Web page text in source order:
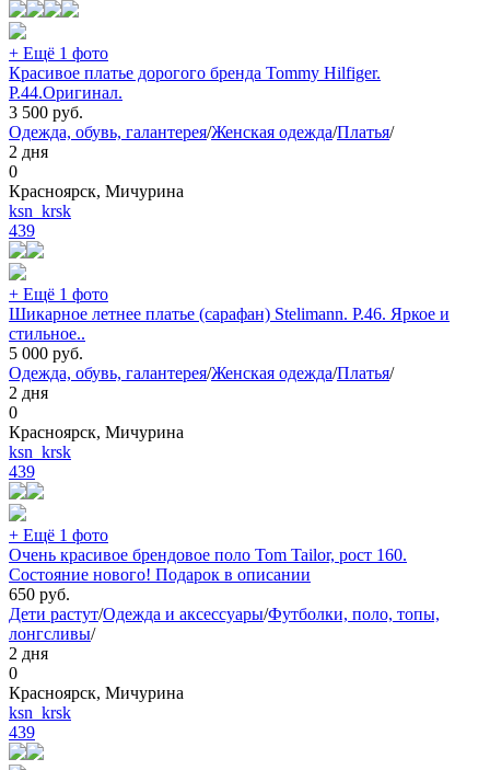
+ Ещё 1 фото
Красивое платье дорогого бренда Tommy Hilfiger.
Р.44.Оригинал.
3 500 руб.
Одежда, обувь, галантерея/Женская одежда/Платья/
2 дня
0
Красноярск, Мичурина
ksn_krsk
439
+ Ещё 1 фото
Шикарное летнее платье (сарафан) Stelimann. Р.46. Яркое и
стильное..
5 000 руб.
Одежда, обувь, галантерея/Женская одежда/Платья/
2 дня
0
Красноярск, Мичурина
ksn_krsk
439
+ Ещё 1 фото
Очень красивое брендовое поло Tom Tailor, рост 160.
Состояние нового! Подарок в описании
650 руб.
Дети растут/Одежда и аксессуары/Футболки, поло, топы,
лонгсливы/
2 дня
0
Красноярск, Мичурина
ksn_krsk
439